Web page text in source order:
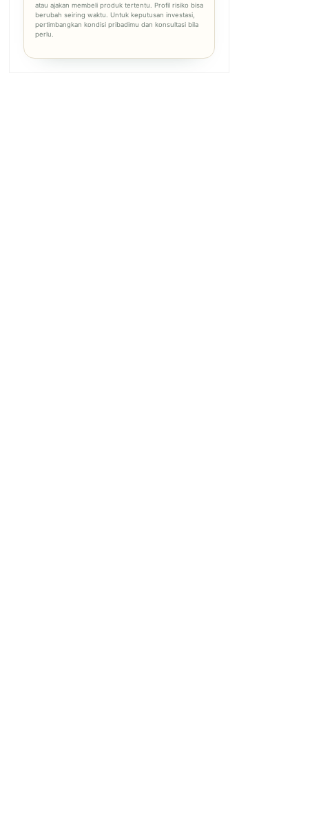
atau ajakan membeli produk tertentu. Profil risiko bisa
berubah seiring waktu. Untuk keputusan investasi,
pertimbangkan kondisi pribadimu dan konsultasi bila
perlu.